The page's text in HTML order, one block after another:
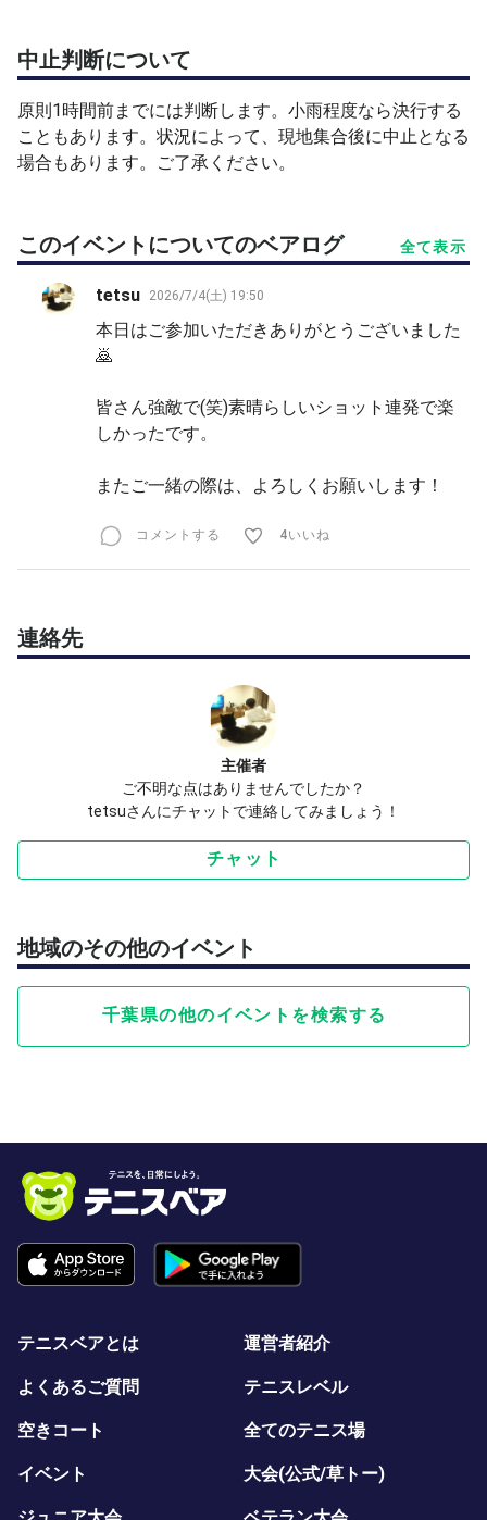
よろしくお願いします！
中止判断について
原則1時間前までには判断します。小雨程度なら決行する
こともあります。状況によって、現地集合後に中止となる
場合もあります。ご了承ください。
このイベントについてのベアログ 全て表示
tetsu 2026/7/4(土) 19:50
本日はご参加いただきありがとうございました
🙇
皆さん強敵で(笑)素晴らしいショット連発で楽
しかったです。
またご一緒の際は、よろしくお願いします！
コメントする 4いいね
連絡先
主催者
ご不明な点はありませんでしたか？
tetsuさんにチャットで連絡してみましょう！
チャット
地域のその他のイベント
千葉県の他のイベントを検索する
テニスベアとは 運営者紹介
よくあるご質問 テニスレベル
空きコート 全てのテニス場
イベント 大会(公式/草トー)